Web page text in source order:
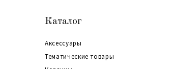
Каталог
Аксессуары
Тематические товары